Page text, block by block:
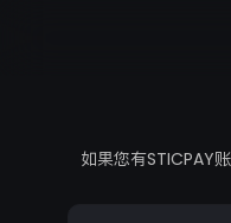
如果您有STICPAY